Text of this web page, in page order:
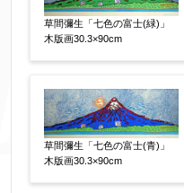
す。（確認画面は表
同意する 【必須
い。
草間彌生「七色の富士(緑)」
木版画30.3×90cm
草間彌生「七色の富士(青)」
木版画30.3×90cm